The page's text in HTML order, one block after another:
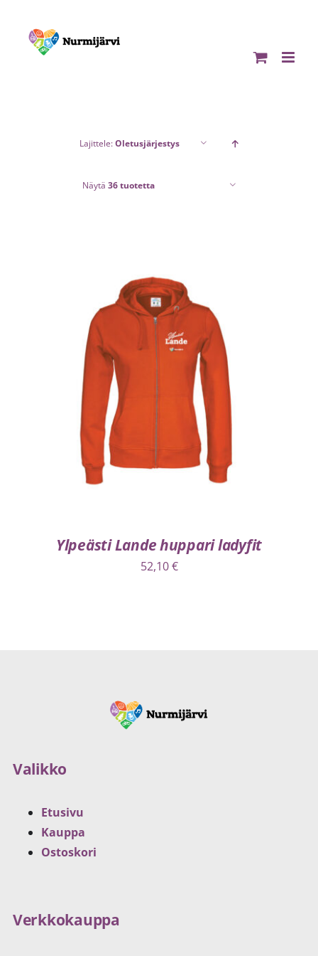
content
Lajittele:Oletusjärjestys
Näytä 36 tuotetta
VALITSE VAIHTOEHDOISTA / LISÄTIEDOT
Ylpeästi Lande huppari ladyfit
52,10€
Valikko
Etusivu
Kauppa
Ostoskori
Verkkokauppa